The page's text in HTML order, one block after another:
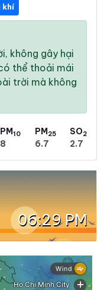
khí
không gây hại
thể thoải mái
trời mà không
PM10
8
PM25
6.7
SO2
2.7
06:29 PM